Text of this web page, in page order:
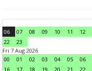
06 07 08 09 10 11 12
22
23
Fri 7 Aug 2026
00
01 02 03 04 05 06
16
17 18 19 20 21 22